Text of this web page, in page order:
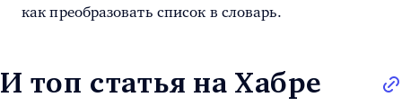
как преобразовать список в словарь.
И топ статья на Хабре